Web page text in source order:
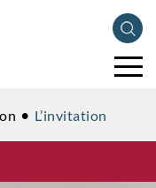
L’invitation